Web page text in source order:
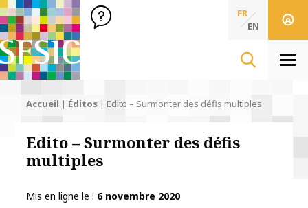
SFSIC Société Française des Sciences de l'Information & de
Société Française des Sciences
de l'Information
FR
EN
Accueil | Éditos | Edito – Surmonter des défis multiples
Edito – Surmonter des défis
multiples
Mis en ligne le 6 novembre 2020